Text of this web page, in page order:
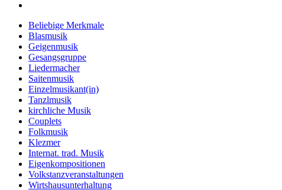
Beliebige Merkmale
Blasmusik
Geigenmusik
Gesangsgruppe
Liedermacher
Saitenmusik
Einzelmusikant(in)
Tanzlmusik
kirchliche Musik
Couplets
Folkmusik
Klezmer
Internat. trad. Musik
Eigenkompositionen
Volkstanzveranstaltungen
Wirtshausunterhaltung